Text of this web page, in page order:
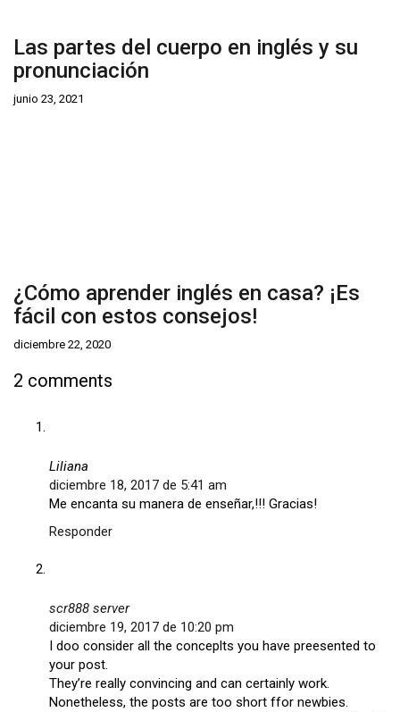
Las partes del cuerpo en inglés y su
pronunciación
junio 23, 2021
¿Cómo aprender inglés en casa? ¡Es
fácil con estos consejos!
diciembre 22, 2020
2 comments
Liliana
diciembre 18, 2017 de 5:41 am
Me encanta su manera de enseñar,!!! Gracias!
Responder
scr888 server
diciembre 19, 2017 de 10:20 pm
I doo consider all the conceplts you have preesented to
your post.
They’re really convincing and can certainly work.
Nonetheless, the posts are too short ffor newbies.